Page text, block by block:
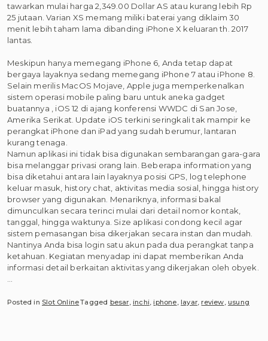
tawarkan mulai harga 2,349.00 Dollar AS atau kurang lebih Rp
25 jutaan. Varian XS memang miliki baterai yang diklaim 30
menit lebih taham lama dibanding iPhone X keluaran th. 2017
lantas.
Meskipun hanya memegang iPhone 6, Anda tetap dapat
bergaya layaknya sedang memegang iPhone 7 atau iPhone 8.
Selain merilis MacOS Mojave, Apple juga memperkenalkan
sistem operasi mobile paling baru untuk aneka gadget
buatannya , iOS 12 di ajang konferensi WWDC di San Jose,
Amerika Serikat. Update iOS terkini seringkali tak mampir ke
perangkat iPhone dan iPad yang sudah berumur, lantaran
kurang tenaga.
Namun aplikasi ini tidak bisa digunakan sembarangan gara-gara
bisa melanggar privasi orang lain. Beberapa information yang
bisa diketahui antara lain layaknya posisi GPS, log telephone
keluar masuk, history chat, aktivitas media sosial, hingga history
browser yang digunakan. Menariknya, informasi bakal
dimunculkan secara terinci mulai dari detail nomor kontak,
tanggal, hingga waktunya. Size aplikasi condong kecil agar
sistem pemasangan bisa dikerjakan secara instan dan mudah.
Nantinya Anda bisa login satu akun pada dua perangkat tanpa
ketahuan. Kegiatan menyadap ini dapat memberikan Anda
informasi detail berkaitan aktivitas yang dikerjakan oleh obyek.
Posted in Slot OnlineTagged besar ,inchi ,iphone ,layar ,review ,usung